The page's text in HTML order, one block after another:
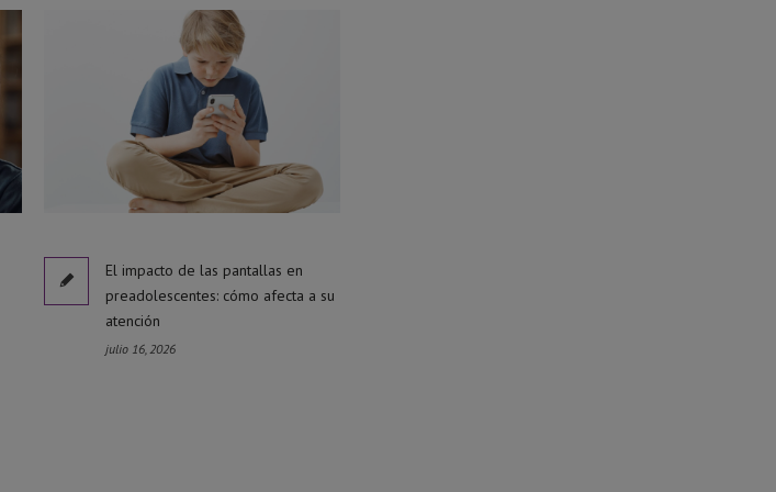
El impacto de las pantallas en
preadolescentes: cómo afecta a su
atención
julio 16, 2026